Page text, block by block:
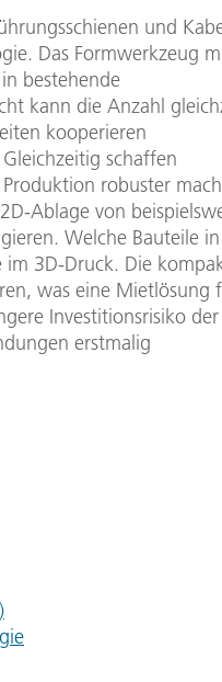
und
Das Formwerkzeug
bestehende
kann die Anzahl
kooperieren
schaffen
robuster
Ablage von
Welche Bauteile in
3D-Druck. Die
was eine Mietlösung
Investitionsrisiko der
erstmalig